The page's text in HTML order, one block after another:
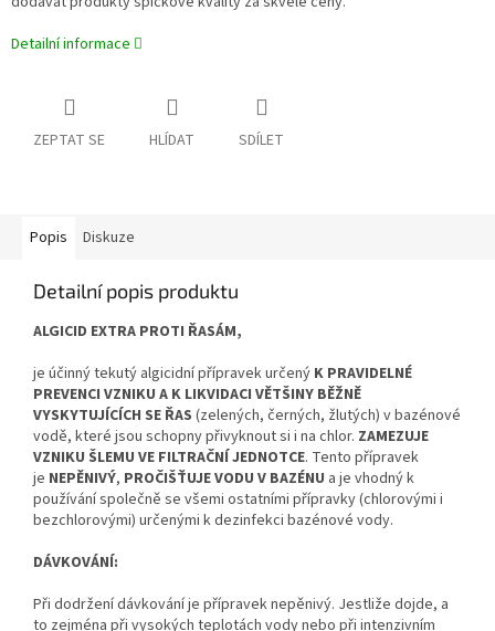
Detailní informace
ZEPTAT SE HLÍDAT SDÍLET
Popis Diskuze
Detailní popis produktu
ALGICID EXTRA PROTI ŘASÁM,
je účinný tekutý algicidní přípravek určený K PRAVIDELNÉ
PREVENCI VZNIKU A K LIKVIDACI VĚTŠINY BĚŽNĚ
VYSKYTUJÍCÍCH SE ŘAS (zelených, černých, žlutých) v bazénové
vodě, které jsou schopny přivyknout si i na chlor. ZAMEZUJE
VZNIKU ŠLEMU VE FILTRAČNÍ JEDNOTCE. Tento přípravek
je NEPĚNIVÝ, PROČIŠŤUJE VODU V BAZÉNU a je vhodný k
používání společně se všemi ostatními přípravky (chlorovými i
bezchlorovými) určenými k dezinfekci bazénové vody.
DÁVKOVÁNÍ:
Při dodržení dávkování je přípravek nepěnivý. Jestliže dojde, a
to zejména při vysokých teplotách vody nebo při intenzivním